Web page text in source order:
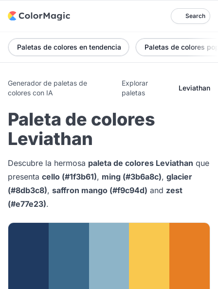
Search
Paletas de colores en tendencia Paletas de colores
Generador de paletas de
colores con IA
Explorar
paletas
Leviathan
Paleta de colores
Leviathan
Descubre la hermosa paleta de colores Leviathan que
presenta cello (#1f3b61), ming (#3b6a8c), glacier
(#8db3c8), saffron mango (#f9c94d) and zest
(#e77e23).